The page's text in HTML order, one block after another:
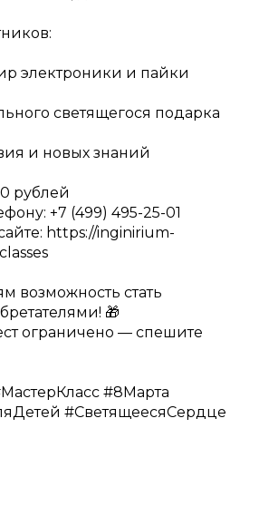
электроники и пайки
светящегося подарка
и новых знаний
рублей
+7 (499) 495-25-01
https://inginirium-
возможность стать
🎁
ограничено — спешите
#8Марта
#СветящеесяСердце